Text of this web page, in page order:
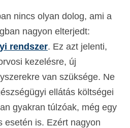
nincs olyan dolog, ami a
nagyon elterjedt:
rendszer. Ez azt jelenti,
kezelésre, új
van szüksége. Ne
ellátás költségei
gyakran túlzóak, még egy
esetén is. Ezért nagyon